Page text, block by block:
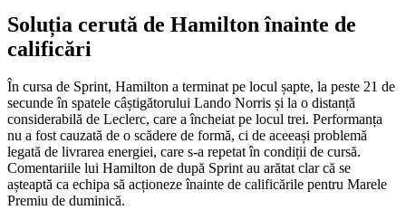
Soluția cerută de Hamilton înainte de
calificări
În cursa de Sprint, Hamilton a terminat pe locul șapte, la peste 21 de
secunde în spatele câștigătorului Lando Norris și la o distanță
considerabilă de Leclerc, care a încheiat pe locul trei. Performanța
nu a fost cauzată de o scădere de formă, ci de aceeași problemă
legată de livrarea energiei, care s-a repetat în condiții de cursă.
Comentariile lui Hamilton de după Sprint au arătat clar că se
așteaptă ca echipa să acționeze înainte de calificările pentru Marele
Premiu de duminică.